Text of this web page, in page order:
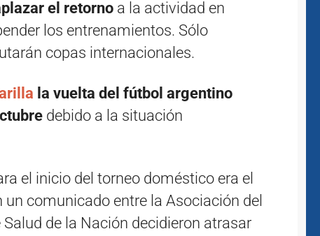
el retorno a la actividad en
los entrenamientos. Sólo
copas internacionales.
la vuelta del fútbol argentino
debido a la situación
el inicio del torneo doméstico era el
comunicado entre la Asociación del
de la Nación decidieron atrasar